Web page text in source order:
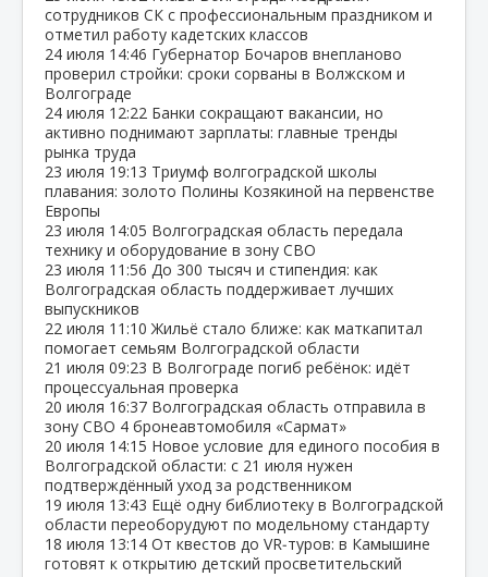
сотрудников СК с профессиональным праздником и
отметил работу кадетских классов
24 июля 14:46 Губернатор Бочаров внепланово
проверил стройки: сроки сорваны в Волжском и
Волгограде
24 июля 12:22 Банки сокращают вакансии, но
активно поднимают зарплаты: главные тренды
рынка труда
23 июля 19:13 Триумф волгоградской школы
плавания: золото Полины Козякиной на первенстве
Европы
23 июля 14:05 Волгоградская область передала
технику и оборудование в зону СВО
23 июля 11:56 До 300 тысяч и стипендия: как
Волгоградская область поддерживает лучших
выпускников
22 июля 11:10 Жильё стало ближе: как маткапитал
помогает семьям Волгоградской области
21 июля 09:23 В Волгограде погиб ребёнок: идёт
процессуальная проверка
20 июля 16:37 Волгоградская область отправила в
зону СВО 4 бронеавтомобиля «Сармат»
20 июля 14:15 Новое условие для единого пособия в
Волгоградской области: с 21 июля нужен
подтверждённый уход за родственником
19 июля 13:43 Ещё одну библиотеку в Волгоградской
области переоборудуют по модельному стандарту
18 июля 13:14 От квестов до VR‑туров: в Камышине
готовят к открытию детский просветительский